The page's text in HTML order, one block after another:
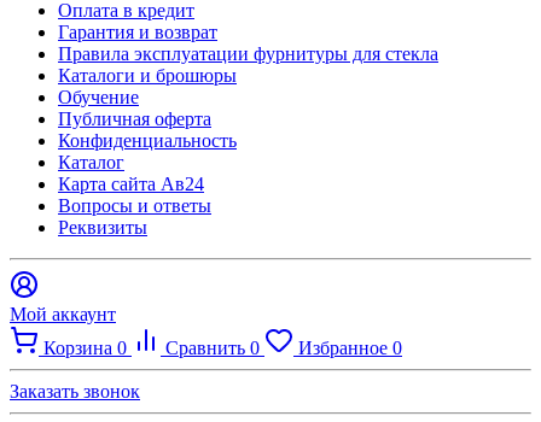
Оплата в кредит
Гарантия и возврат
Правила эксплуатации фурнитуры для стекла
Каталоги и брошюры
Обучение
Публичная оферта
Конфиденциальность
Каталог
Карта сайта Ав24
Вопросы и ответы
Реквизиты
Мой аккаунт
Корзина 0 Сравнить 0 Избранное 0
Заказать звонок